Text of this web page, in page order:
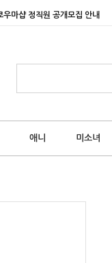
우마샵 정직원 공개모집 안내
애니 미소녀